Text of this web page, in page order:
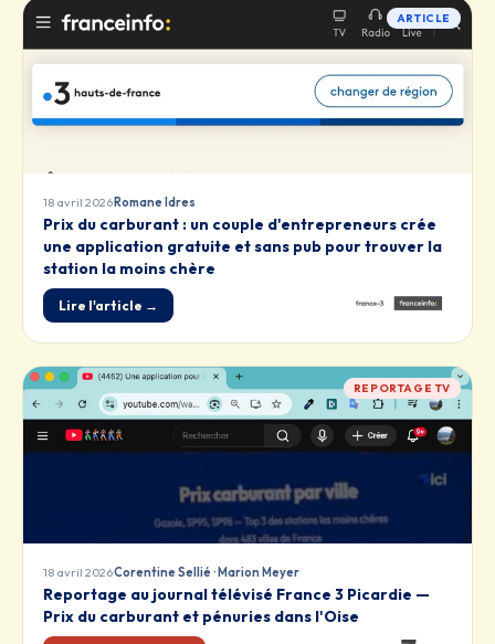
ARTICLE
18 avril 2026·Romane Idres
Prix du carburant : un couple d'entrepreneurs crée
une application gratuite et sans pub pour trouver la
station la moins chère
Lire l'article →
REPORTAGE TV
18 avril 2026·Corentine Sellié · Marion Meyer
Reportage au journal télévisé France 3 Picardie —
Prix du carburant et pénuries dans l'Oise